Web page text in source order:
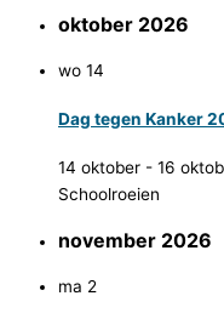
oktober 2026
wo 14
Dag tegen Kanker
14 oktober - 16
Schoolroeien
november 2026
ma 2